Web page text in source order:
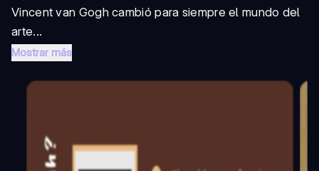
Vincent van Gogh cambió para siempre el mundo del
arte...
Mostrar más